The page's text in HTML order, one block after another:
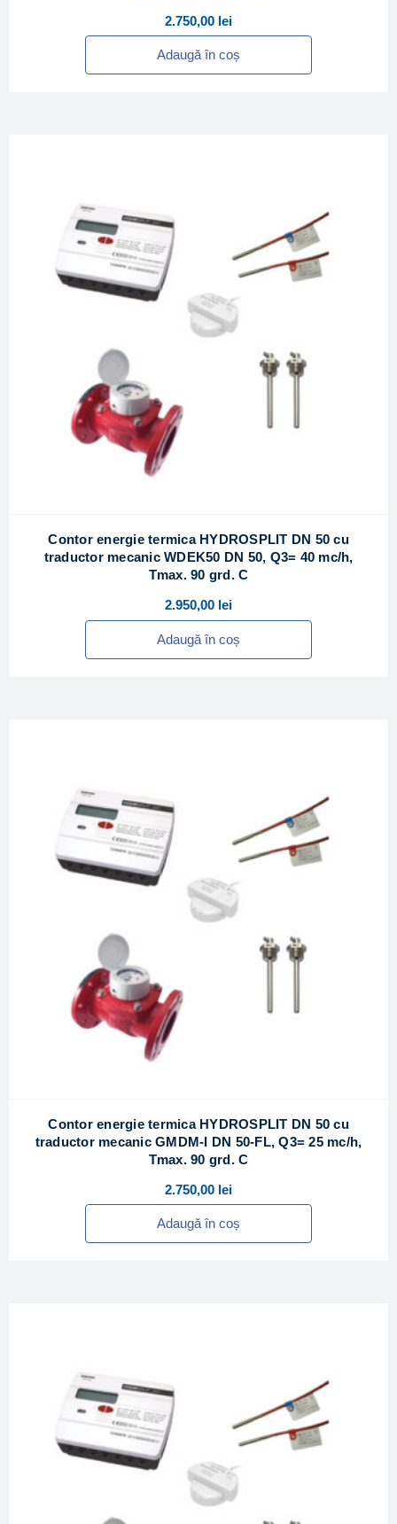
2.750,00 lei
Adaugă în coș
Contor energie termica HYDROSPLIT DN 50 cu
traductor mecanic WDEK50 DN 50, Q3= 40 mc/h,
Tmax. 90 grd. C
2.950,00 lei
Adaugă în coș
Contor energie termica HYDROSPLIT DN 50 cu
traductor mecanic GMDM-I DN 50-FL, Q3= 25 mc/h,
Tmax. 90 grd. C
2.750,00 lei
Adaugă în coș